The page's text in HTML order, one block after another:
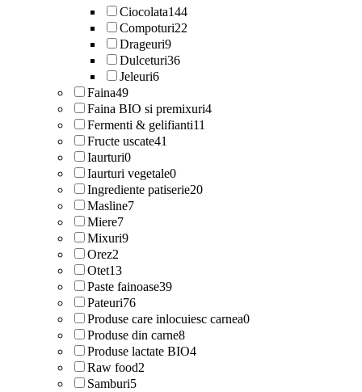
Ciocolata144
Compoturi22
Drageuri9
Dulceturi36
Jeleuri6
Faina49
Faina BIO si premixuri4
Fermenti & gelifianti11
Fructe uscate41
Iaurturi0
Iaurturi vegetale0
Ingrediente patiserie20
Masline7
Miere7
Mixuri9
Orez2
Otet13
Paste fainoase39
Pateuri76
Produse care inlocuiesc carnea0
Produse din carne8
Produse lactate BIO4
Raw food2
Samburi5